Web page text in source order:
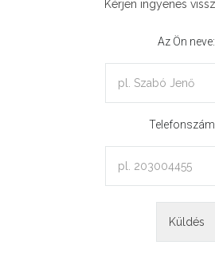
Kérjen ingyenes
Az Ön neve: